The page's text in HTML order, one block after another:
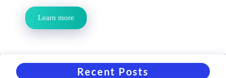
Learn more
Recent Posts